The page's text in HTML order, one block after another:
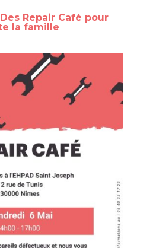
Repair Café pour
la famille